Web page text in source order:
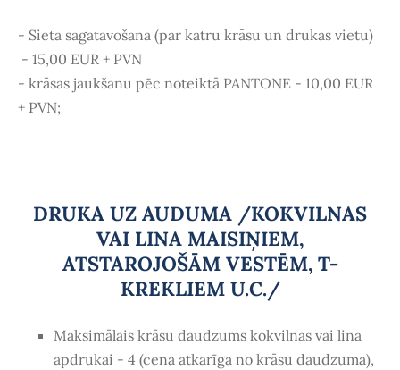
- Sieta sagatavošana (par katru krāsu un drukas vietu)
- 15,00 EUR + PVN
- krāsas jaukšanu pēc noteiktā PANTONE - 10,00 EUR
+ PVN;
DRUKA UZ AUDUMA /KOKVILNAS
VAI LINA MAISIŅIEM,
ATSTAROJOŠĀM VESTĒM, T-
KREKLIEM U.C./
Maksimālais krāsu daudzums kokvilnas vai lina
apdrukai - 4 (cena atkarīga no krāsu daudzuma),